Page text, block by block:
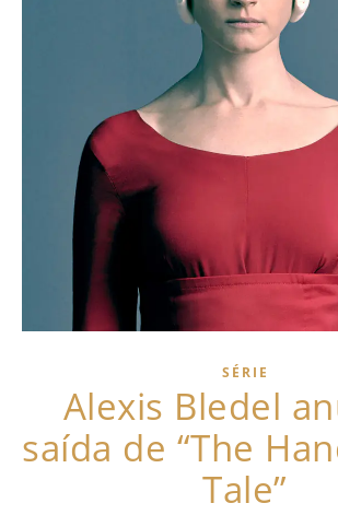
SÉRIE
Alexis Bledel
saída de “The
Tale”